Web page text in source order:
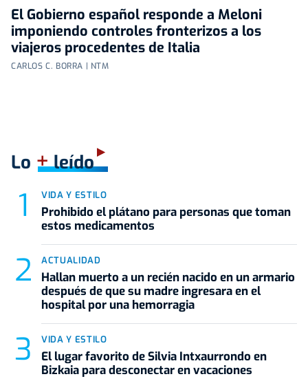
El Gobierno español responde a Meloni
imponiendo controles fronterizos a los
viajeros procedentes de Italia
CARLOS C. BORRA | NTM
Lo +leído
VIDA Y ESTILO
Prohibido el plátano para personas que toman
estos medicamentos
ACTUALIDAD
Hallan muerto a un recién nacido en un armario
después de que su madre ingresara en el
hospital por una hemorragia
VIDA Y ESTILO
El lugar favorito de Silvia Intxaurrondo en
Bizkaia para desconectar en vacaciones